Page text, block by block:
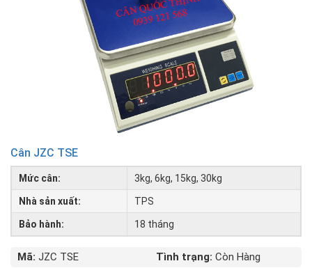
Cân JZC TSE
Mức cân: 3kg, 6kg, 15kg, 30kg
Nhà sản xuất: TPS
Bảo hành: 18 tháng
Mã: JZC TSE Tình trạng: Còn Hàng